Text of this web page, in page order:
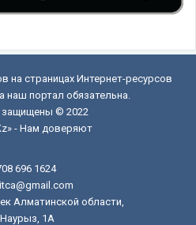
на страницах Интернет-ресурсов
наш портал обязательна.
защищены © 2022
- Нам доверяют
696 1624
Алматинской области,
1А